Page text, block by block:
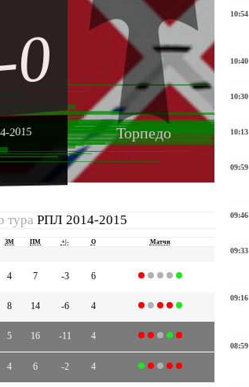
Торпедо
0
2015
тура РПЛ 2014-2015
ЗМ ПМ +|- О Матчи
4 7 -3 6
8 14 -6 4
5 16 -11 4
4 6 -2 4
10:54
10:40
10:30
10:13
09:59
09:46
09:33
09:16
08:59